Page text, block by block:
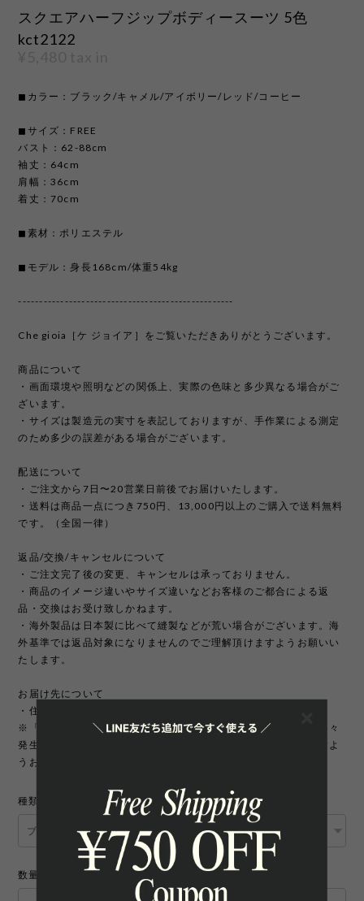
スクエアハーフジップボディースーツ 5色
kct2122
◼︎カラー：ブラック/キャメル/アイボリー/レッド/コーヒー
◼︎サイズ：FREE
バスト：62-88cm
袖丈：64cm
肩幅：36cm
着丈：70cm
◼︎素材：ポリエステル
◼︎モデル：身長168cm/体重54kg
---------------------------------------------------
Che gioia［ケ ジョイア］をご覧いただきありがとうございます。
商品について
・画面環境や照明などの関係上、実際の色味と多少異なる場合がご
ざいます。
・サイズは製造元の実寸を表記しておりますが、手作業による測定
のため多少の誤差がある場合がございます。
配送について
・ご注文から7日〜20営業日前後でお届けいたします。
・送料は商品一点につき750円、13,000円以上のご購入で送料無料
です。（全国一律）
返品/交換/キャンセルについて
・ご注文完了後の変更、キャンセルは承っておりません。
・商品のイメージ違いやサイズ違いなどお客様のご都合による返
品・交換はお受け致しかねます。
・海外製品は日本製に比べて縫製などが荒い場合がございます。海
外基準では返品対象になりませんのでご理解頂けますようお願いい
たします。
お届け先について
・住所変更には追加手数料が発生いたします。
※「町名・丁目番地・部屋番号」の住所不備による配送遅延が多々
発生しております。宛先を十分にご確認の上ご注文いただきますよ
うお願いいたします。
種類
数量